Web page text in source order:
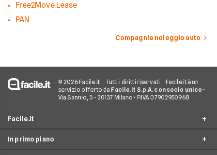
Free2Move Lease
PAN
Compagnie noleggio auto
© 2026 Facile.it Tutti i diritti riservati
Facile.it è un
servizio offerto da Facile.it S.p.A. con socio unico •
Via Sannio, 3 - 20137 Milano • P.IVA 07902950968
Facile.it
Assicurazioni
In primo piano